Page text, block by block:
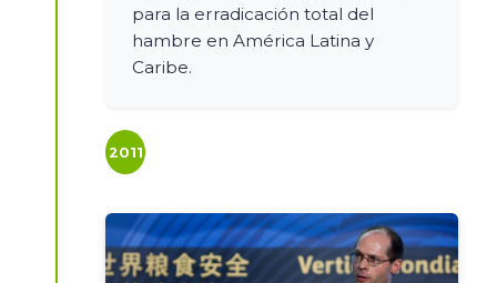
para la erradicación total del
hambre en América Latina y
Caribe.
2011